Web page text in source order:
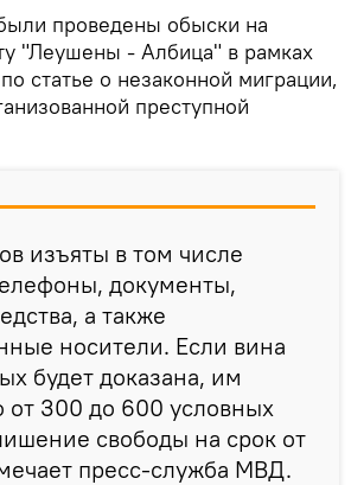
проведены обыски на
"Леушены - Албица" в рамках
статье о незаконной миграции,
преступной
изъяты в том числе
документы,
а также
носители. Если вина
будет доказана, им
от 300 до 600 условных
свободы на срок от
пресс-служба МВД.